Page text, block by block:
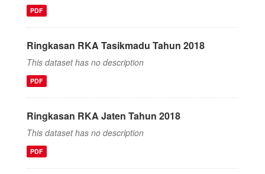
PDF
Ringkasan RKA Tasikmadu Tahun 2018
This dataset has no description
PDF
Ringkasan RKA Jaten Tahun 2018
This dataset has no description
PDF